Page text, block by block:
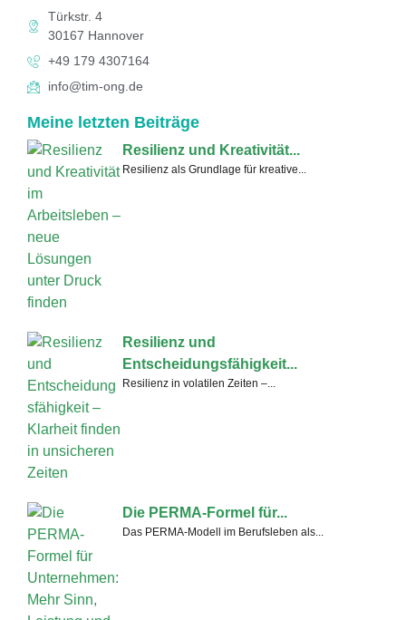
Türkstr. 4
30167 Hannover
+49 179 4307164
info@tim-ong.de
Meine letzten Beiträge
Resilienz und Kreativität...
Resilienz als Grundlage für kreative...
Resilienz und
Entscheidungsfähigkeit...
Resilienz in volatilen Zeiten –...
Die PERMA-Formel für...
Das PERMA-Modell im Berufsleben als...